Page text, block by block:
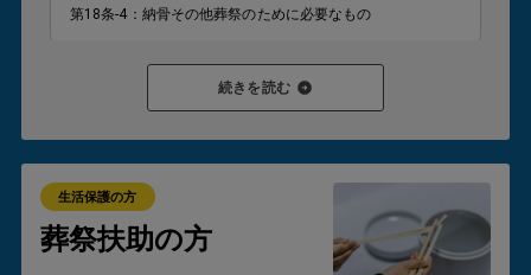
第18条-4：納骨その他葬祭のために必要なもの
葬祭扶助が対象となり、支給が認められると
を立て替えたり、後から請求を受けたりすることはありませ
ん。これが「生活保護のお葬式」の葬儀が0円でご利用いただ
ける理由です。
ただし、制度の適用にはいくつかの要件があります。
・故人または喪主となる方が生活保護受給者であること
続きを読む
生活保護の方
葬祭扶助の方